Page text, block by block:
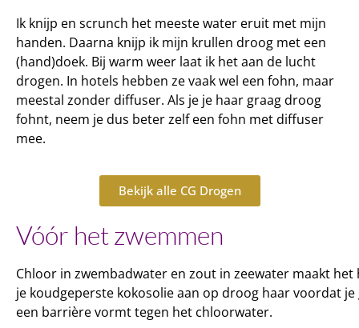
Ik knijp en scrunch het meeste water eruit met mijn
handen. Daarna knijp ik mijn krullen droog met een
(hand)doek. Bij warm weer laat ik het aan de lucht
drogen. In hotels hebben ze vaak wel een fohn, maar
meestal zonder diffuser. Als je je haar graag droog
fohnt, neem je dus beter zelf een fohn met diffuser
mee.
Bekijk alle CG Drogen
Vóór het zwemmen
Chloor in zwembadwater en zout in zeewater maakt
je koudgeperste kokosolie aan op droog haar voordat
een barrière vormt tegen het chloorwater.